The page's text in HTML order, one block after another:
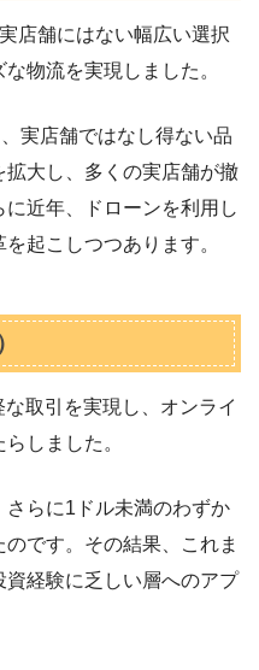
店舗にはない幅広い選択
物流を実現しました。
実店舗ではなし得ない品
大し、多くの実店舗が撤
近年、ドローンを利用し
起こしつつあります。
取引を実現し、オンライ
しました。
らに1ドル未満のわずか
です。その結果、これま
経験に乏しい層へのアプ